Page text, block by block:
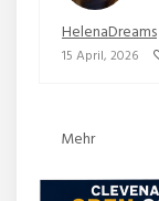
HelenaDreams
15 April, 2026
Mehr